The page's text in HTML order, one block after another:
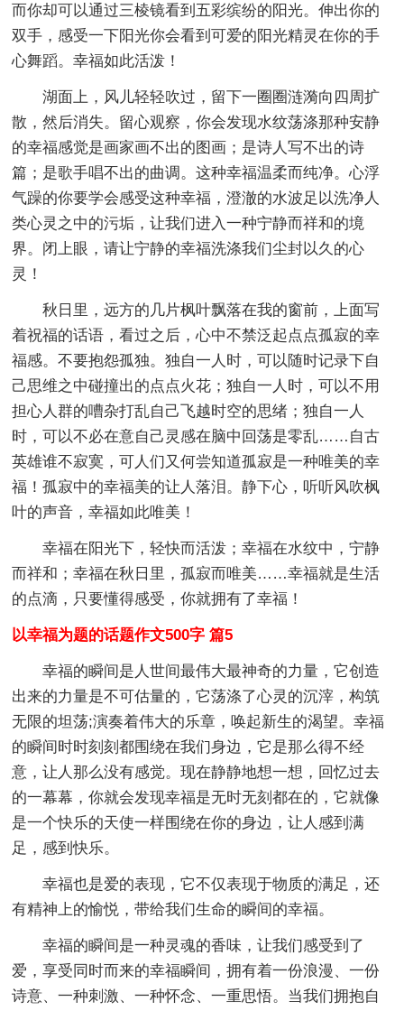
而你却可以通过三棱镜看到五彩缤纷的阳光。伸出你的
双手，感受一下阳光你会看到可爱的阳光精灵在你的手
心舞蹈。幸福如此活泼！
湖面上，风儿轻轻吹过，留下一圈圈涟漪向四周扩
散，然后消失。留心观察，你会发现水纹荡涤那种安静
的幸福感觉是画家画不出的图画；是诗人写不出的诗
篇；是歌手唱不出的曲调。这种幸福温柔而纯净。心浮
气躁的你要学会感受这种幸福，澄澈的水波足以洗净人
类心灵之中的污垢，让我们进入一种宁静而祥和的境
界。闭上眼，请让宁静的幸福洗涤我们尘封以久的心
灵！
秋日里，远方的几片枫叶飘落在我的窗前，上面写
着祝福的话语，看过之后，心中不禁泛起点点孤寂的幸
福感。不要抱怨孤独。独自一人时，可以随时记录下自
己思维之中碰撞出的点点火花；独自一人时，可以不用
担心人群的嘈杂打乱自己飞越时空的思绪；独自一人
时，可以不必在意自己灵感在脑中回荡是零乱……自古
英雄谁不寂寞，可人们又何尝知道孤寂是一种唯美的幸
福！孤寂中的幸福美的让人落泪。静下心，听听风吹枫
叶的声音，幸福如此唯美！
幸福在阳光下，轻快而活泼；幸福在水纹中，宁静
而祥和；幸福在秋日里，孤寂而唯美……幸福就是生活
的点滴，只要懂得感受，你就拥有了幸福！
以幸福为题的话题作文500字 篇5
幸福的瞬间是人世间最伟大最神奇的力量，它创造
出来的力量是不可估量的，它荡涤了心灵的沉滓，构筑
无限的坦荡;演奏着伟大的乐章，唤起新生的渴望。幸福
的瞬间时时刻刻都围绕在我们身边，它是那么得不经
意，让人那么没有感觉。现在静静地想一想，回忆过去
的一幕幕，你就会发现幸福是无时无刻都在的，它就像
是一个快乐的天使一样围绕在你的身边，让人感到满
足，感到快乐。
幸福也是爱的表现，它不仅表现于物质的满足，还
有精神上的愉悦，带给我们生命的瞬间的幸福。
幸福的瞬间是一种灵魂的香味，让我们感受到了
爱，享受同时而来的幸福瞬间，拥有着一份浪漫、一份
诗意、一种刺激、一种怀念、一重思悟。当我们拥抱自